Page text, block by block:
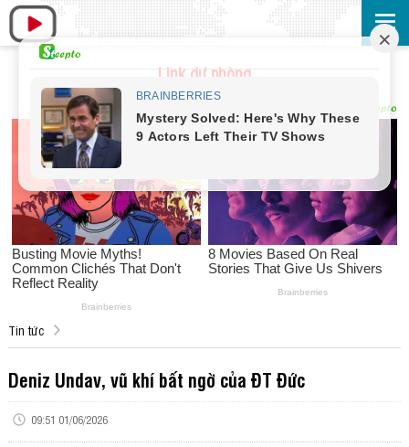
Link dự phòng
Tin tức
Deniz Undav, vũ khí bất ngờ của ĐT Đức
09:51 01/06/2026